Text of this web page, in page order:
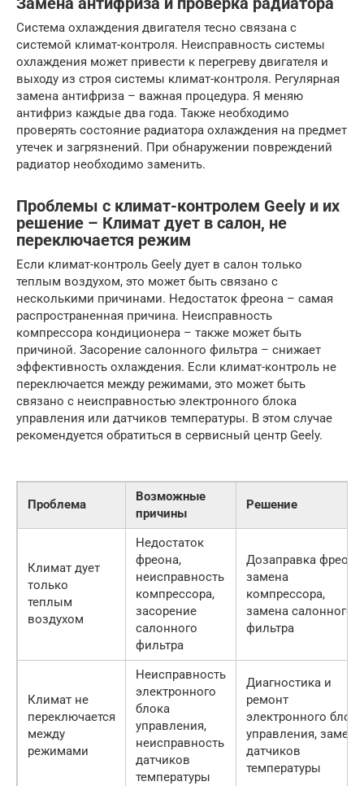
Система охлаждения двигателя тесно связана с
системой климат-контроля. Неисправность системы
охлаждения может привести к перегреву двигателя и
выходу из строя системы климат-контроля. Регулярная
замена антифриза – важная процедура. Я меняю
антифриз каждые два года. Также необходимо
проверять состояние радиатора охлаждения на предмет
утечек и загрязнений. При обнаружении повреждений
радиатор необходимо заменить.
Проблемы с климат-контролем Geely и их
решение – Климат дует в салон, не
переключается режим
Если климат-контроль Geely дует в салон только
теплым воздухом, это может быть связано с
несколькими причинами. Недостаток фреона – самая
распространенная причина. Неисправность
компрессора кондиционера – также может быть
причиной. Засорение салонного фильтра – снижает
эффективность охлаждения. Если климат-контроль не
переключается между режимами, это может быть
связано с неисправностью электронного блока
управления или датчиков температуры. В этом случае
рекомендуется обратиться в сервисный центр Geely.
Проблема
Возможные
причины
Решение
Климат дует
только
теплым
воздухом
Недостаток
фреона,
неисправность
компрессора,
засорение
салонного
фильтра
Дозаправка фреона,
замена
компрессора,
замена салонного
фильтра
Климат не
переключается
между
режимами
Неисправность
электронного
блока
управления,
неисправность
датчиков
температуры
Диагностика и
ремонт
электронного блока
управления, замена
датчиков
температуры